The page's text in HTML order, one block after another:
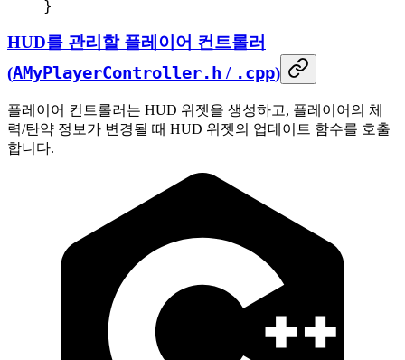
}
HUD를 관리할 플레이어 컨트롤러
(AMyPlayerController.h / .cpp)
플레이어 컨트롤러는 HUD 위젯을 생성하고, 플레이어의 체
력/탄약 정보가 변경될 때 HUD 위젯의 업데이트 함수를 호출
합니다.